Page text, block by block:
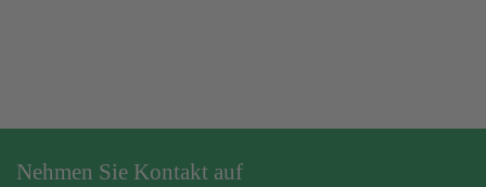
Nehmen Sie Kontakt auf